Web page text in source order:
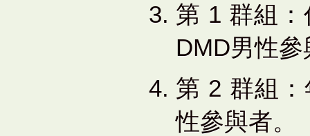
第 1 群組
DMD男性
第 2 群組
性參與者。